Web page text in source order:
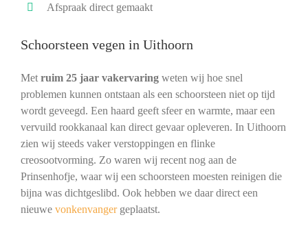
Afspraak direct gemaakt
Schoorsteen vegen in Uithoorn
Met ruim 25 jaar vakervaringweten wij hoe snel
problemen kunnen ontstaan als een schoorsteen niet op tijd
wordt geveegd. Een haard geeft sfeer en warmte, maar een
vervuild rookkanaal kan direct gevaar opleveren. In Uithoorn
zien wij steeds vaker verstoppingen en flinke
creosootvorming. Zo waren wij recent nog aan de
Prinsenhofje, waar wij een schoorsteen moesten reinigen die
bijna was dichtgeslibd. Ook hebben we daar direct een
nieuwe vonkenvangergeplaatst.